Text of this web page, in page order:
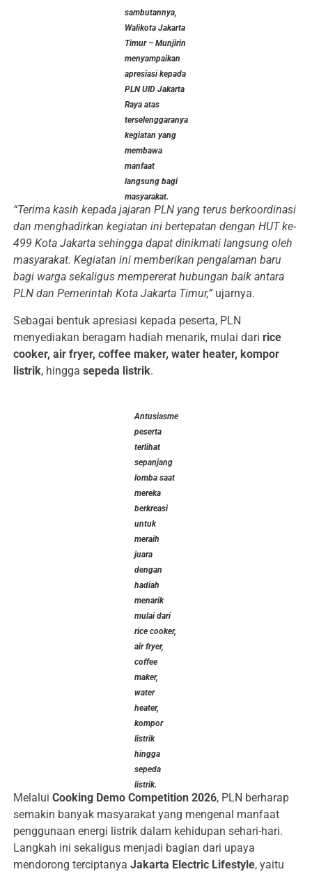
sambutannya,
Walikota Jakarta
Timur – Munjirin
menyampaikan
apresiasi kepada
PLN UID Jakarta
Raya atas
terselenggaranya
kegiatan yang
membawa
manfaat
langsung bagi
masyarakat.
“Terima kasih kepada jajaran PLN yang terus berkoordinasi
dan menghadirkan kegiatan ini bertepatan dengan HUT ke-
499 Kota Jakarta sehingga dapat dinikmati langsung oleh
masyarakat. Kegiatan ini memberikan pengalaman baru
bagi warga sekaligus mempererat hubungan baik antara
PLN dan Pemerintah Kota Jakarta Timur,” ujarnya.
Sebagai bentuk apresiasi kepada peserta, PLN
menyediakan beragam hadiah menarik, mulai dari rice
cooker, air fryer, coffee maker, water heater, kompor
listrik, hingga sepeda listrik.
Antusiasme
peserta
terlihat
sepanjang
lomba saat
mereka
berkreasi
untuk
meraih
juara
dengan
hadiah
menarik
mulai dari
rice cooker,
air fryer,
coffee
maker,
water
heater,
kompor
listrik
hingga
sepeda
listrik.
Melalui Cooking Demo Competition 2026, PLN berharap
semakin banyak masyarakat yang mengenal manfaat
penggunaan energi listrik dalam kehidupan sehari-hari.
Langkah ini sekaligus menjadi bagian dari upaya
mendorong terciptanya Jakarta Electric Lifestyle, yaitu